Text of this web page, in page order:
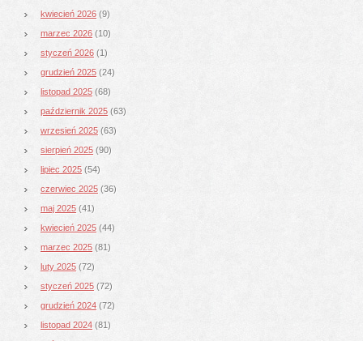
kwiecień 2026 (9)
marzec 2026 (10)
styczeń 2026 (1)
grudzień 2025 (24)
listopad 2025 (68)
październik 2025 (63)
wrzesień 2025 (63)
sierpień 2025 (90)
lipiec 2025 (54)
czerwiec 2025 (36)
maj 2025 (41)
kwiecień 2025 (44)
marzec 2025 (81)
luty 2025 (72)
styczeń 2025 (72)
grudzień 2024 (72)
listopad 2024 (81)